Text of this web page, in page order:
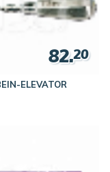
ELEVATOR
82.20